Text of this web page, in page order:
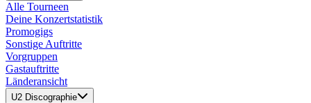
Alle Tourneen
Deine Konzertstatistik
Promogigs
Sonstige Auftritte
Vorgruppen
Gastauftritte
Länderansicht
U2 Discographie